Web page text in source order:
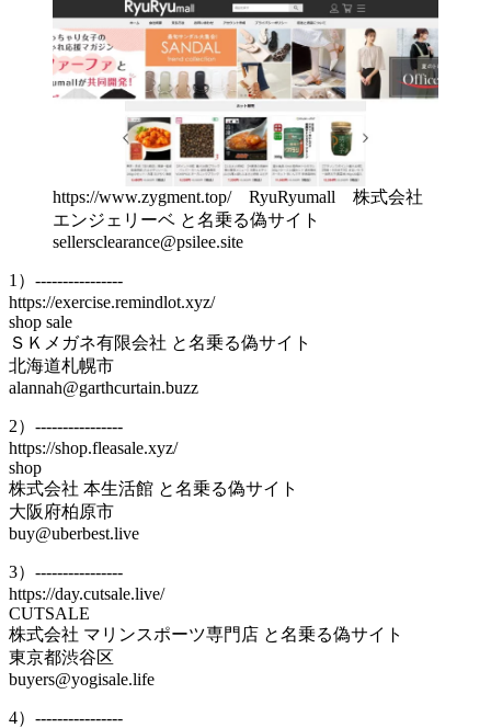
https://www.zygment.top/ RyuRyumall 株式会社
エンジェリーベ と名乗る偽サイト
sellersclearance@psilee.site
1）----------------
https://exercise.remindlot.xyz/
shop sale
ＳＫメガネ有限会社 と名乗る偽サイト
北海道札幌市
alannah@garthcurtain.buzz
2）----------------
https://shop.fleasale.xyz/
shop
株式会社 本生活館 と名乗る偽サイト
大阪府柏原市
buy@uberbest.live
3）----------------
https://day.cutsale.live/
CUTSALE
株式会社 マリンスポーツ専門店 と名乗る偽サイト
東京都渋谷区
buyers@yogisale.life
4）----------------